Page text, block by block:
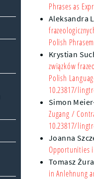
Phrases as
Aleksandra
Polish
Krystian
związków
Polish
10.23817/
Simon
Zugang /
10.23817/
Joanna
Opportunities
Tomasz
in Anlehnung